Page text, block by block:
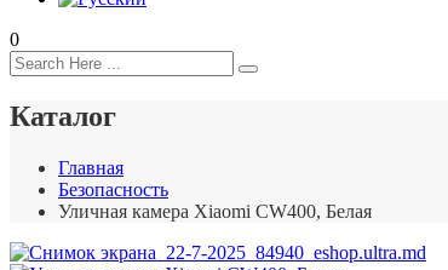
0
Каталог
Главная
Безопасность
Уличная камера Xiaomi CW400, Белая